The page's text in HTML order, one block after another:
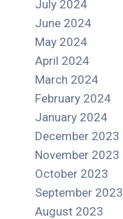
July 2024
June 2024
May 2024
April 2024
March 2024
February 2024
January 2024
December 2023
November 2023
October 2023
September 2023
August 2023